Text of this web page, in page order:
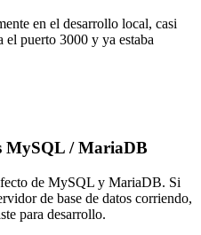
en el desarrollo local, casi
el puerto 3000 y ya estaba
MySQL / MariaDB
de MySQL y MariaDB. Si
de base de datos corriendo,
para desarrollo.